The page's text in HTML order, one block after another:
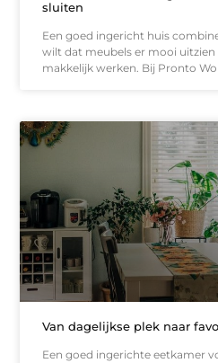
sluiten
Een goed ingericht huis
wilt dat meubels er mooi uitzien
makkelijk werken. Bij Pronto
Van dagelijkse plek naar
Een goed ingerichte eetkamer